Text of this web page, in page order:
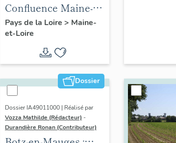
Confluence Maine-
Loire : présentation
de l'opération
thématique
Pays de la Loire > Maine-
et-Loire
Dossier
Dossier IA49011000 | Réalisé par
Vozza Mathilde (Rédacteur) -
Durandière Ronan (Contributeur)